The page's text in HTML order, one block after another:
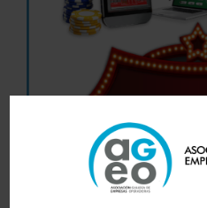
1 octubre, 2020